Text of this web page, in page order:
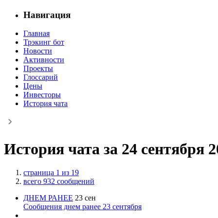
Навигация
Главная
Трэкинг бот
Новости
Активности
Проекты
Глоссарий
Цены
Инвесторы
История чата
История чата за 24 сентября
страница 1 из 19
всего 932 сообщений
ДНЕМ РАНЕЕ 23 сен
Сообщения днем ранее 23 сентября